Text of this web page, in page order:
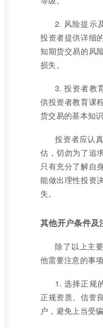
2. 风险提示
投资者提供详细
知期货交易的风
损失。
3. 投资者教
供投资者教育课
货交易的基本知
投资者应认
估，切勿为了追
只有充分了解自
能做出理性投资
失。
其他开户条件及
除了以上主
他需要注意的事项
1. 选择正规
正规资质、信誉
户，避免上当受骗